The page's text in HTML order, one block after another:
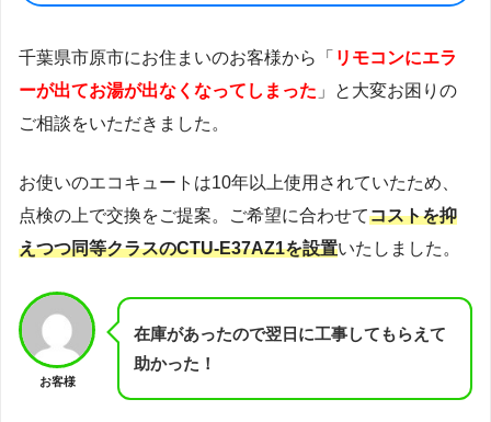
千葉県市原市にお住まいのお客様から「 リモコンにエラ
ーが出てお湯が出なくなってしまった 」と大変お困りの
ご相談をいただきました。
お使いのエコキュートは10年以上使用されていたため、
点検の上で交換をご提案。ご希望に合わせてコストを抑
えつつ同等クラスのCTU-E37AZ1を設置いたしました。
お客様
在庫があったので翌日に工事してもらえて
助かった！